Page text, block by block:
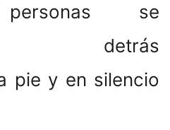
personas se
detrás
pie y en silencio